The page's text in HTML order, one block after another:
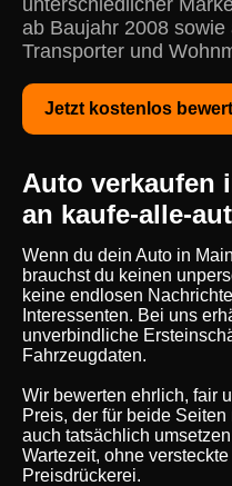
unterschiedlicher
ab Baujahr 2008
Transporter und
Jetzt kostenlos
Auto verkaufen
an kaufe-alle-
Wenn du dein Auto in
brauchst du keinen
keine endlosen
Interessenten. Bei uns
unverbindliche
Fahrzeugdaten.
Wir bewerten ehrlich, fair
Preis, der für beide
auch tatsächlich
Wartezeit, ohne
Preisdrückerei.